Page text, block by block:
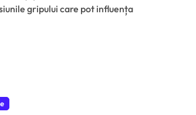
gripului care pot influența